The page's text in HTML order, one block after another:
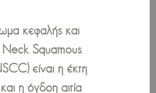
κεφαλής και
Squamous
είναι η έκτη
η όγδοη αιτία